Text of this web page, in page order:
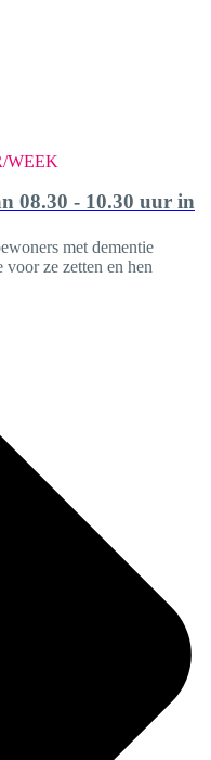
WEEK
08.30 - 10.30 uur in
met dementie
ze zetten en hen